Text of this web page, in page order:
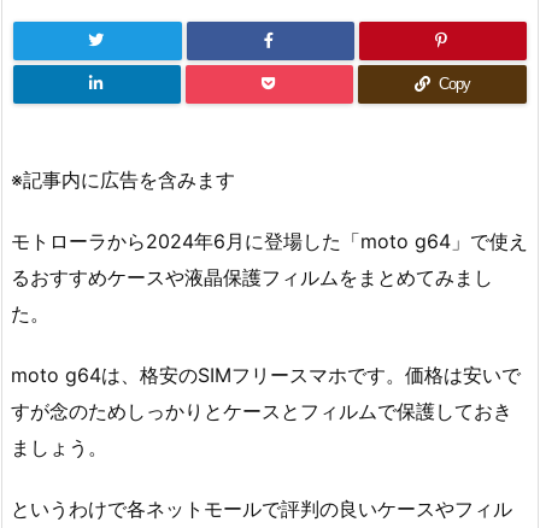
Copy
※記事内に広告を含みます
モトローラから2024年6月に登場した「moto g64」で使え
るおすすめケースや液晶保護フィルムをまとめてみまし
た。
moto g64は、格安のSIMフリースマホです。価格は安いで
すが念のためしっかりとケースとフィルムで保護しておき
ましょう。
というわけで各ネットモールで評判の良いケースやフィル